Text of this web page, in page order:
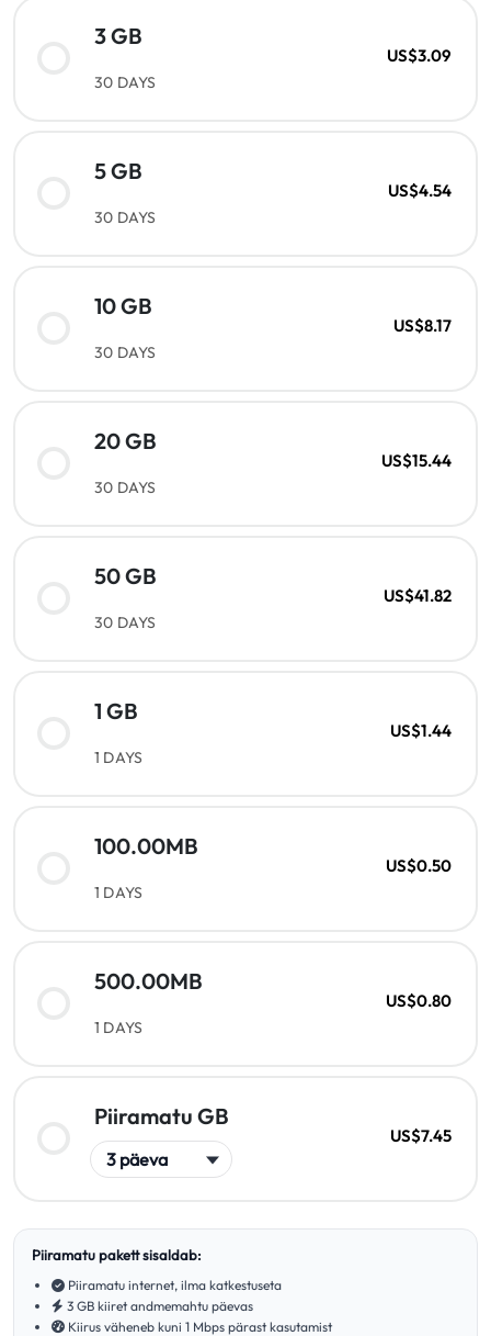
3 GB
30 DAYS
US$3.09
5 GB
30 DAYS
US$4.54
10 GB
30 DAYS
US$8.17
20 GB
30 DAYS
US$15.44
50 GB
30 DAYS
US$41.82
1 GB
1 DAYS
US$1.44
100.00MB
1 DAYS
US$0.50
500.00MB
1 DAYS
US$0.80
Piiramatu GB
US$7.45
Piiramatu pakett sisaldab:
Piiramatu internet, ilma katkestuseta
3 GB kiiret andmemahtu päevas
Kiirus väheneb kuni 1 Mbps pärast kasutamist